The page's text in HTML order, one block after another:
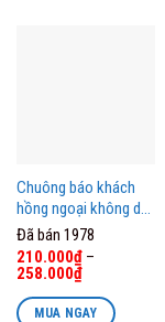
Chuông báo khách
hồng ngoại không dây
P03RC PINGRON
Đã bán 1978
210.000₫–
258.000₫
MUA NGAY